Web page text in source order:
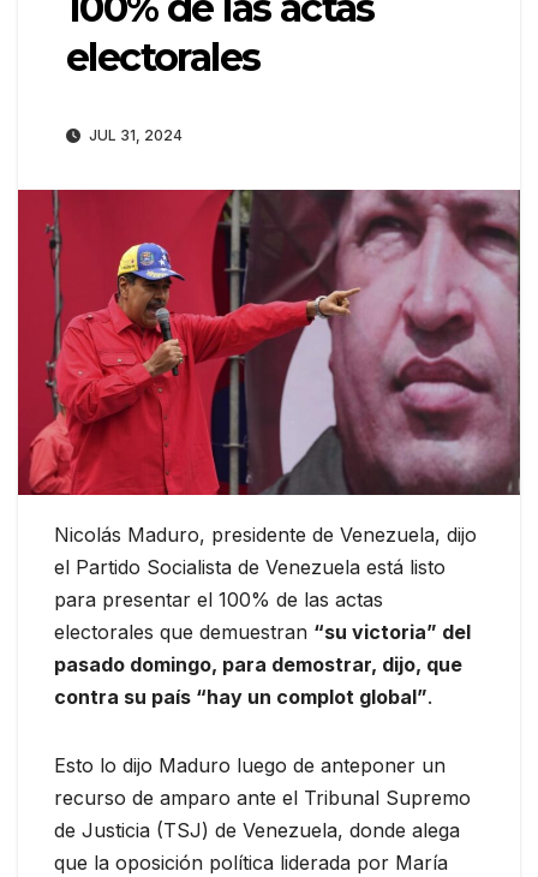
electorales
JUL 31, 2024
Nicolás Maduro, presidente de Venezuela, dijo
el Partido Socialista de Venezuela está listo
para presentar el 100% de las actas
electorales que demuestran “su victoria” del
pasado domingo, para demostrar, dijo, que
contra su país “hay un complot global”.
Esto lo dijo Maduro luego de anteponer un
recurso de amparo ante el Tribunal Supremo
de Justicia (TSJ) de Venezuela, donde alega
que la oposición política liderada por María